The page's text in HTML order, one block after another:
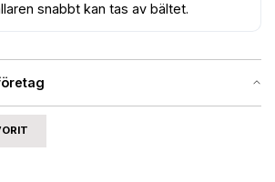
snabbt kan tas av bältet.